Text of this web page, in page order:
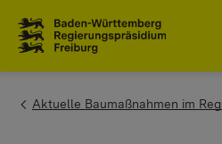
You are here:
Aktuelle Baumaßnahmen im